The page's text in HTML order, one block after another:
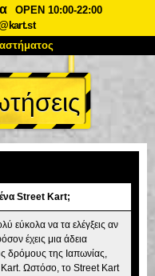
OPEN 10:00-22:00
Τιμές
Συχνές Ερωτήσεις
Τόκιο Ακίχαμπαρα #1
Τόκιο Σιμπούγια
Τόκιο Κόλπος
Street Kart;
εύκολα να τα ελέγξεις αν
έχεις μια άδεια
δρόμους της Ιαπωνίας,
Kart. Ωστόσο, το Street Kart